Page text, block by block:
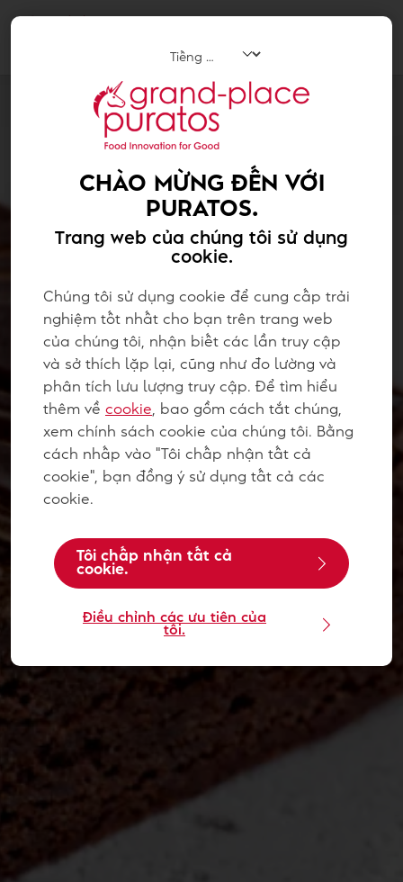
CHÀO MỪNG ĐẾN VỚI
PURATOS.
Trang web của chúng tôi sử dụng
cookie.
Chúng tôi sử dụng cookie để cung cấp trải
nghiệm tốt nhất cho bạn trên trang web
của chúng tôi, nhận biết các lần truy cập
và sở thích lặp lại, cũng như đo lường và
phân tích lưu lượng truy cập. Để tìm hiểu
thêm về cookie, bao gồm cách tắt chúng,
xem chính sách cookie của chúng tôi. Bằng
cách nhấp vào "Tôi chấp nhận tất cả
cookie", bạn đồng ý sử dụng tất cả các
cookie.
Tôi chấp nhận tất cả
cookie.
Điều chỉnh các ưu tiên của
tôi.